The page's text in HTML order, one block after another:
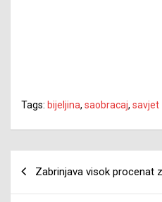
Tags: bijeljina, saobracaj, savjet
članaka
Zabrinjava visok procenat